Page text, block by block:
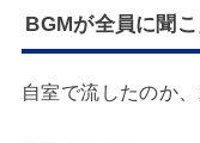
BGMが全員に聞
自室で流したのか